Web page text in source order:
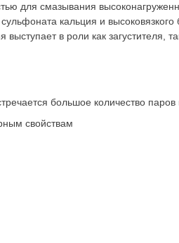
для смазывания
кальция и высоковязкого
в роли как загустителя,
большое количество паров
свойствам